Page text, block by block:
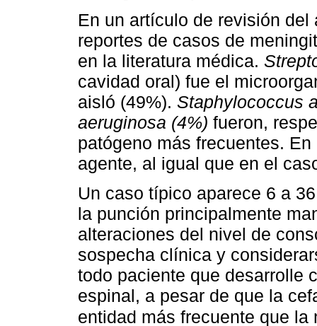
En un artículo de revisión
reportes de casos de
en la literatura médica.
cavidad oral) fue el
aisló (49%). Staphylococcus
aeruginosa (4%) fueron,
patógeno más frecuentes.
agente, al igual que en el
Un caso típico aparece 6 a
la punción principalmente
alteraciones del nivel de
sospecha clínica y
todo paciente que desarrolle
espinal, a pesar de que la
entidad más frecuente que